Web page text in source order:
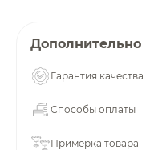
Дополнительно
Гарантия качества
Способы оплаты
Примерка товара